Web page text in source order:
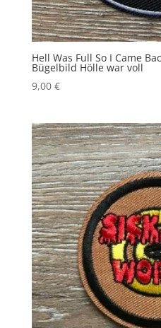
Hell Was Full So I Came
Bügelbild Hölle war voll
9,00 €